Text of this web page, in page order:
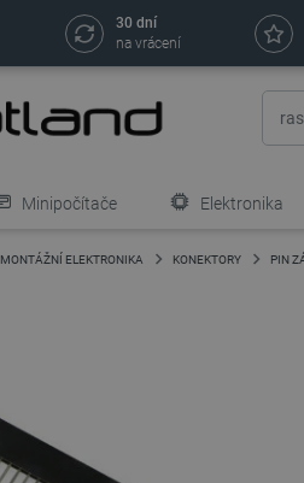
30 dní
na vrácení
Minipočítače Elektronika
MONTÁŽNÍ ELEKTRONIKA KONEKTORY PIN